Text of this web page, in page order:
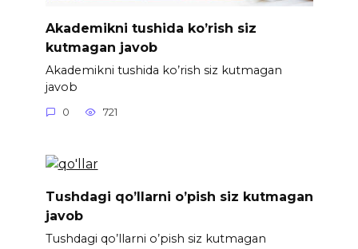
Akademikni tushida ko’rish siz
kutmagan javob
Akademikni tushida ko’rish siz kutmagan
javob
0 721
Tushdagi qo’llarni o’pish siz kutmagan
javob
Tushdagi qo’llarni o’pish siz kutmagan